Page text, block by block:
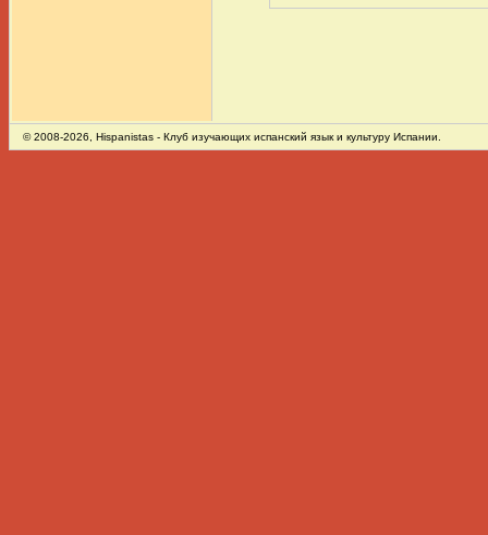
© 2008-2026, Hispanistas - Клуб изучающих испанский язык и культуру Испании.